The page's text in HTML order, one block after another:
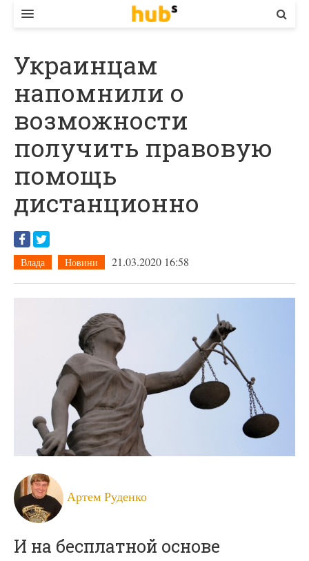
ЕКОНОМІКА
БІЗНЕС
СТАРТЕР
КОНТАКТИ
Украинцам
напомнили о
возможности
получить правовую
помощь
дистанционно
Влада Новини 21.03.2020 16:58
Артем Руденко
И на бесплатной основе